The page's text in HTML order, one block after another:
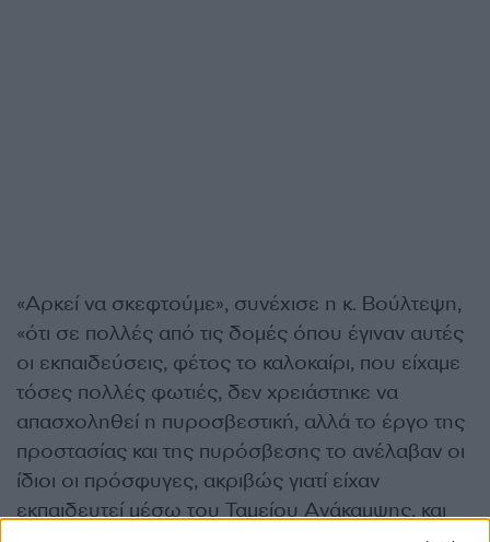
«Αρκεί να σκεφτούμε», συνέχισε η κ. Βούλτεψη,
«ότι σε πολλές από τις δομές όπου έγιναν αυτές
οι εκπαιδεύσεις, φέτος το καλοκαίρι, που είχαμε
τόσες πολλές φωτιές, δεν χρειάστηκε να
απασχοληθεί η πυροσβεστική, αλλά το έργο της
προστασίας και της πυρόσβεσης το ανέλαβαν οι
ίδιοι οι πρόσφυγες, ακριβώς γιατί είχαν
εκπαιδευτεί μέσω του Ταμείου Ανάκαμψης, και